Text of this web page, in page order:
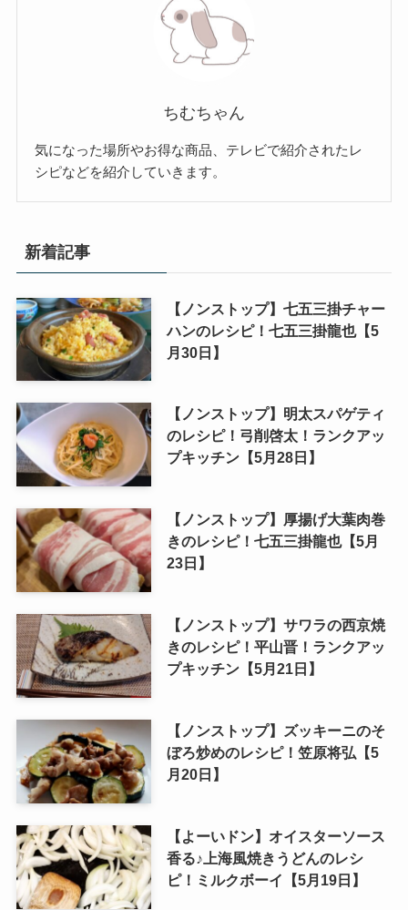
ちむちゃん
気になった場所やお得な商品、テレビで紹介されたレ
シピなどを紹介していきます。
新着記事
【ノンストップ】七五三掛チャー
ハンのレシピ！七五三掛龍也【5
月30日】
【ノンストップ】明太スパゲティ
のレシピ！弓削啓太！ランクアッ
プキッチン【5月28日】
【ノンストップ】厚揚げ大葉肉巻
きのレシピ！七五三掛龍也【5月
23日】
【ノンストップ】サワラの西京焼
きのレシピ！平山晋！ランクアッ
プキッチン【5月21日】
【ノンストップ】ズッキーニのそ
ぼろ炒めのレシピ！笠原将弘【5
月20日】
【よーいドン】オイスターソース
香る♪上海風焼きうどんのレシ
ピ！ミルクボーイ【5月19日】